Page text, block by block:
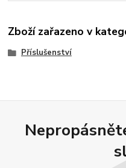
Zboží zařazeno v
Příslušenství